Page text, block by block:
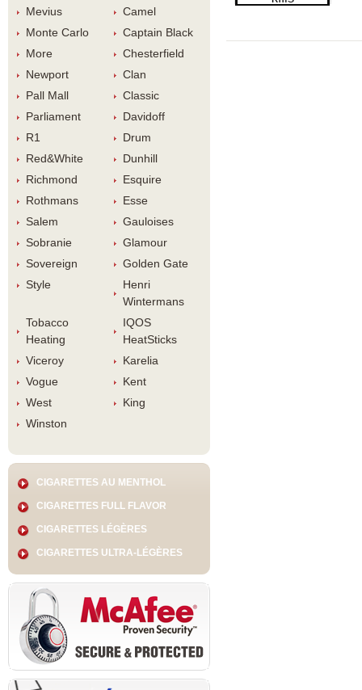
Meviu
Camel
Monte Carlo
Captain Black
More
Chesterfield
Newport
Clan
Pall Mall
Classic
Parliament
Davidoff
R1
Drum
Red&White
Dunhill
Richmond
Esquire
Rothman
Esse
Salem
Gauloise
Sobranie
Glamour
Sovereign
Golden Gate
Style
Henri
Winterman
Tobacco
Heating
IQOS
HeatStick
Viceroy
Karelia
Vogue
Kent
West
King
Winston
CIGARETTES AU MENTHOL
CIGARETTES FULL FLAVOR
CIGARETTES LÉGÈRES
CIGARETTES ULTRA-LÉGÈRES